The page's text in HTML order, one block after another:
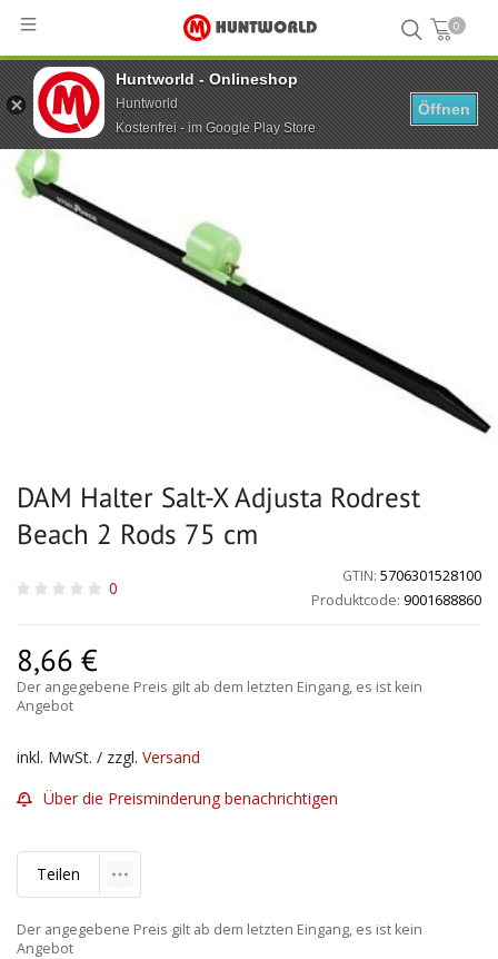
0
Hauptseite ... DAM Halter Salt-X Adjusta Rodrest Beach 2 Rods 75 cm
DAM Halter Salt-X Adjusta Rodrest
Beach 2 Rods 75 cm
GTIN: 5706301528100
Produktcode: 9001688860
0
8,66 €
Der angegebene Preis gilt ab dem letzten Eingang, es ist kein
Angebot
inkl. MwSt. / zzgl. Versand
Über die Preisminderung benachrichtigen
Teilen
Der angegebene Preis gilt ab dem letzten Eingang, es ist kein
Angebot
Huntworld - Onlineshop
Huntworld
Kostenfrei - im Google Play Store
Öffnen